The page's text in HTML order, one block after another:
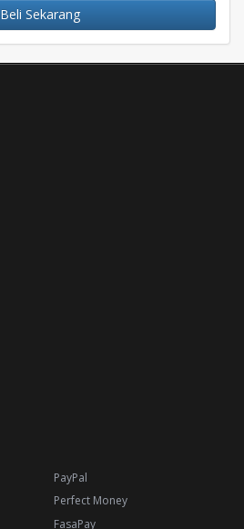
Beli Sekarang
PayPal
Perfect Money
FasaPay